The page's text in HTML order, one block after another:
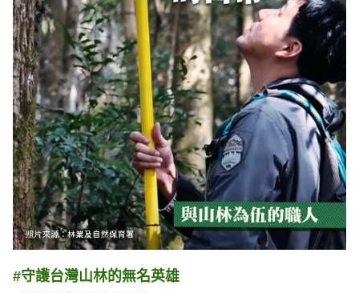
#守護台灣山林的無名英雄